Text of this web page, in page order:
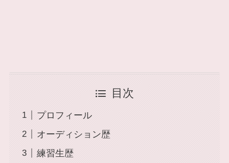
目次
プロフィール
オーディション歴
練習生歴